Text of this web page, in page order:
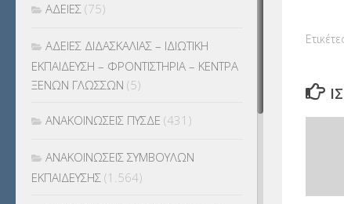
ΑΔΕΙΕΣ (75)
ΑΔΕΙΕΣ ΔΙΔΑΣΚΑΛΙΑΣ – ΙΔΙΩΤΙΚΗ
ΕΚΠΑΙΔΕΥΣΗ – ΦΡΟΝΤΙΣΤΗΡΙΑ – ΚΕΝΤΡΑ
ΞΕΝΩΝ ΓΛΩΣΣΩΝ (5)
ΑΝΑΚΟΙΝΩΣΕΙΣ ΠΥΣΔΕ (431)
ΑΝΑΚΟΙΝΩΣΕΙΣ ΣΥΜΒΟΥΛΩΝ
ΕΚΠΑΙΔΕΥΣΗΣ (1.564)